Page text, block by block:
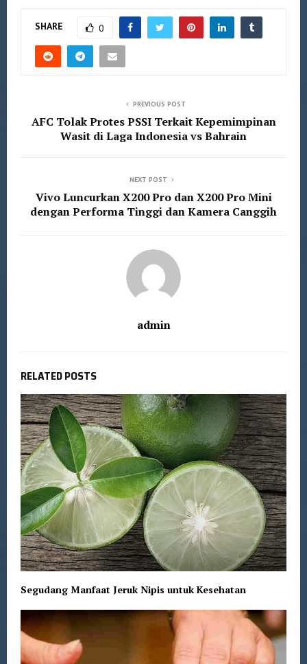
SHARE 0
PREVIOUS POST
AFC Tolak Protes PSSI Terkait Kepemimpinan
Wasit di Laga Indonesia vs Bahrain
NEXT POST
Vivo Luncurkan X200 Pro dan X200 Pro Mini
dengan Performa Tinggi dan Kamera Canggih
admin
RELATED POSTS
Segudang Manfaat Jeruk Nipis untuk Kesehatan